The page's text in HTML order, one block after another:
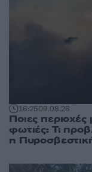
16:2509.08.26
Ποιες
φωτιές: Τι
η